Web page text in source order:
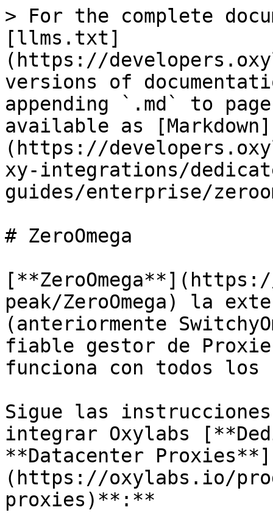
> For the complete
[llms.txt]
(https://
versions of
appending `.md` to
available as [Markdown]
(https://
xy-integrations/
guides/enterprise/
# ZeroOmega
peak/ZeroOmega) la
(anteriormente
fiable gestor de
funciona con todos los
Sigue las
integrar Oxylabs
**Datacenter Proxies**]
(https://oxylabs.io/
proxies)**:**